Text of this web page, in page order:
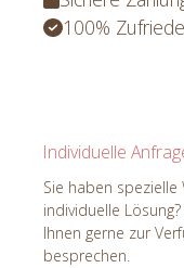
100%
Individuelle
Sie haben
individuelle
Ihnen gerne zur
besprechen.